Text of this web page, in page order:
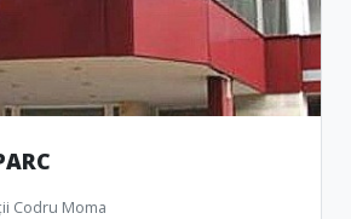
Codru Moma